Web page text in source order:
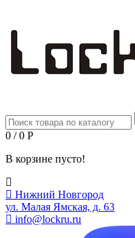
0 / 0 Р
В корзине пусто!
Нижний Новгород
ул. Малая Ямская, д. 63
info@lockru.ru